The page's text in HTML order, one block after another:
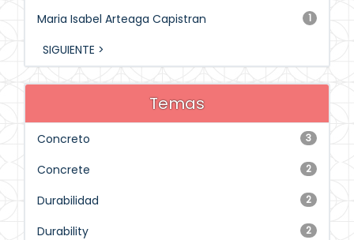
1
Maria Isabel Arteaga Capistran
SIGUIENTE >
Temas
3
Concreto
2
Concrete
2
Durabilidad
2
Durability